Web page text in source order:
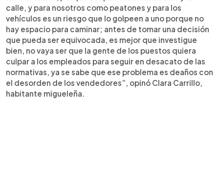
calle, y para nosotros como peatones y para los
vehículos es un riesgo que lo golpeen a uno porque no
hay espacio para caminar; antes de tomar una decisión
que pueda ser equivocada, es mejor que investigue
bien, no vaya ser que la gente de los puestos quiera
culpar a los empleados para seguir en desacato de las
normativas, ya se sabe que ese problema es deaños con
el desorden de los vendedores”, opinó Clara Carrillo,
habitante migueleña.